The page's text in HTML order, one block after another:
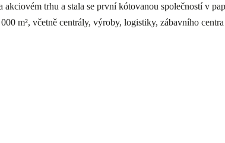
trhu a stala se první kótovanou společností v
m², včetně centrály, výroby, logistiky, zábavního centra